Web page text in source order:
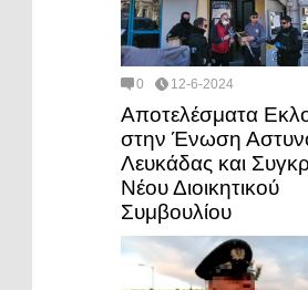
0 12-6-2024
Αποτελέσματα
στην Ένωση
Λευκάδας και
Νέου Διοικητικού
Συμβουλίου